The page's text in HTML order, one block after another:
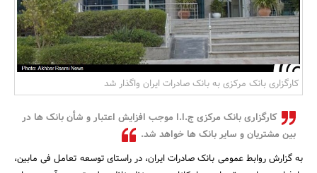
کارگزاری بانک مرکزی به بانک صادرات ایران واگذار شد
کارگزاری بانک مرکزی ج.ا.ا موجب افزایش اعتبار و شأن بانک ها در
بین مشتریان و سایر بانک ها خواهد شد.
به گزارش روابط عمومی بانک صادرات ایران، در راستای توسعه تعامل فی مابین،